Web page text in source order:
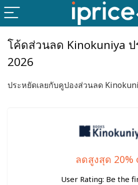
โค้ดส่วนลด Kinokuniya ป
2026
ประหยัดเลยกับคูปองส่วนลด
ลดสูงสุด 20%
User Rating: Be the